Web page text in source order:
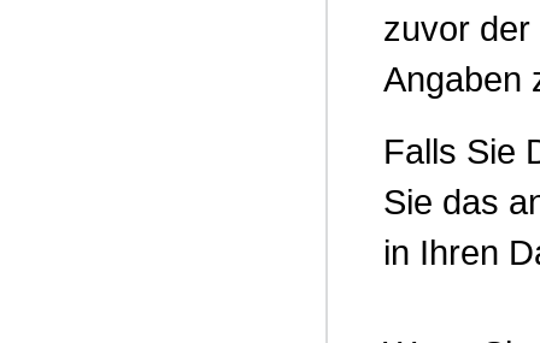
zuvor der
Angaben
Falls Sie
Sie das
in Ihren